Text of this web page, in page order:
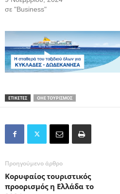
σε "Business"
ΕΤΙΚΕΤΕΣ ΟΗΕ ΤΟΥΡΙΣΜΟΣ
Προηγούμενο άρθρο
Κορυφαίος τουριστικός
προορισμός η Ελλάδα το